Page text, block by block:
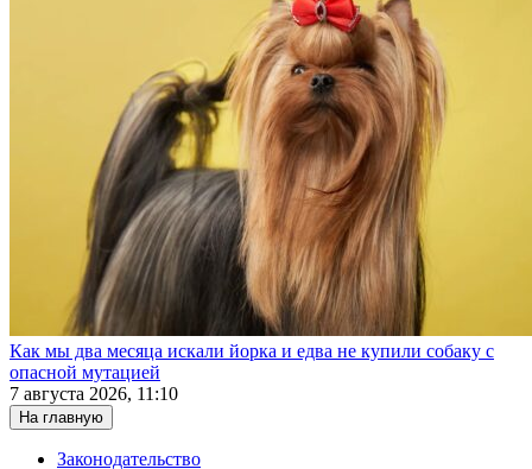
Как мы два месяца искали йорка и едва не купили собаку с
опасной мутацией
7 августа 2026, 11:10
На главную
Законодательство